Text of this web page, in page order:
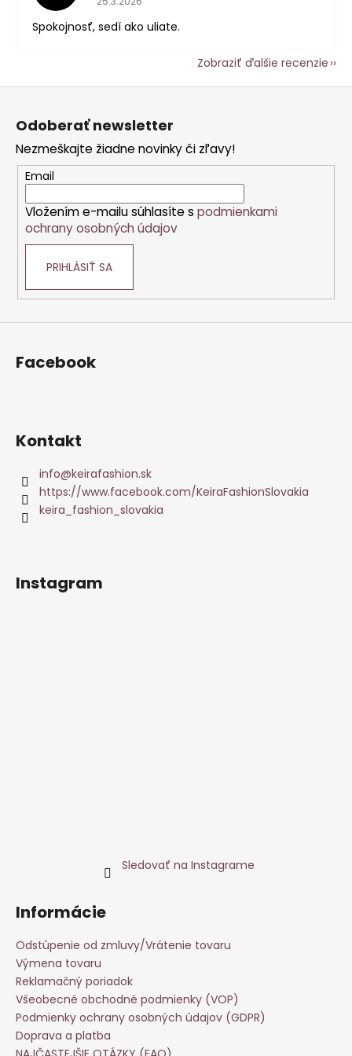
Spokojnosť, sedí ako uliate.
Zobraziť ďalšie recenzie
Z
Odoberať newsletter
Nezmeškajte žiadne novinky či zľavy!
Email
Vložením e-mailu súhlasíte s podmienkami
ochrany osobných údajov
PRIHLÁSIŤ SA
Facebook
Kontakt
info@keirafashion.sk
https://www.facebook.com/KeiraFashionSlovakia
keira_fashion_slovakia
Instagram
Sledovať na Instagrame
Informácie
Odstúpenie od zmluvy/Vrátenie tovaru
Výmena tovaru
Reklamačný poriadok
Všeobecné obchodné podmienky (VOP)
Podmienky ochrany osobných údajov (GDPR)
Doprava a platba